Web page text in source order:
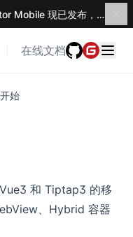
🎉🎉🎉 移动端文档编辑器 Umo Editor Mobile 现已发布，了解更多 →
在线文档
始
和 Tiptap3 的移
、Hybrid 容器